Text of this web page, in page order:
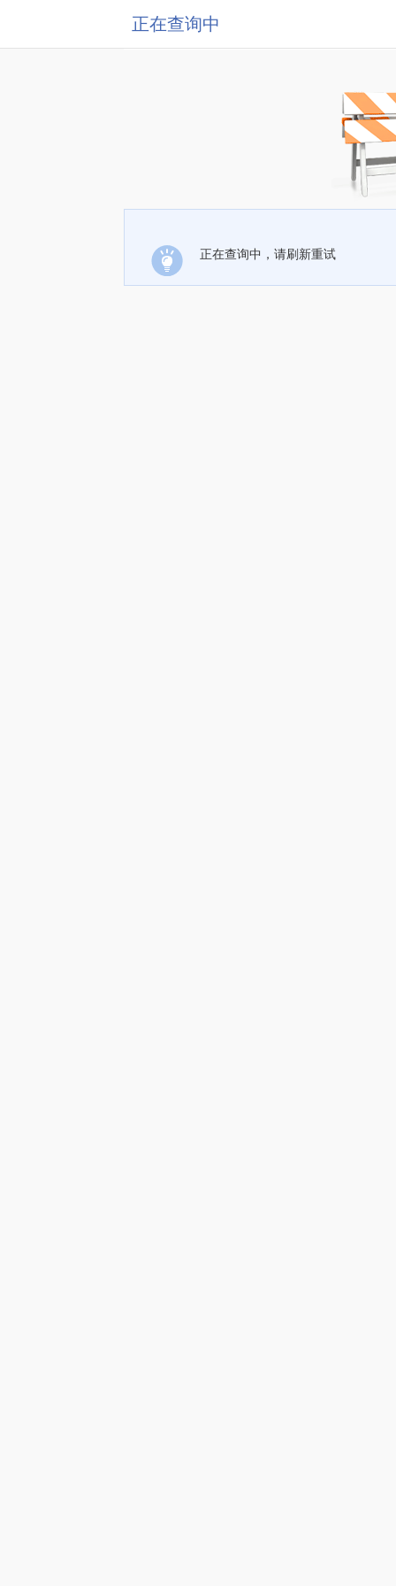
正在查询中
正在查询中，请刷新重试